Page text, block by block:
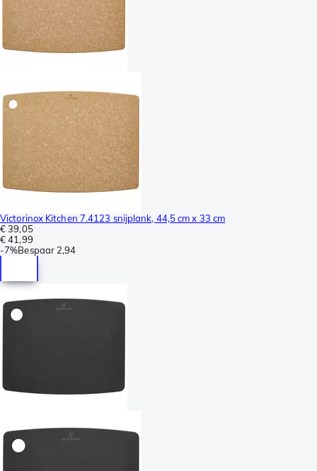
Victorinox Kitchen 7.4123 snijplank, 44,5 cm x 33 cm
€ 39,05
€ 41,99
-7%Bespaar 2,94